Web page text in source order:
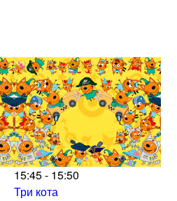
15:45 - 15:50
Три кота